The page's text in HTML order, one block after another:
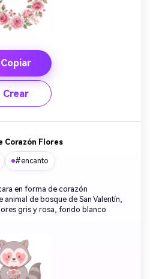
Copiar
Crear
Corazón Flores
#encanto
en forma de corazón
de bosque de San Valentín,
gris y rosa, fondo blanco